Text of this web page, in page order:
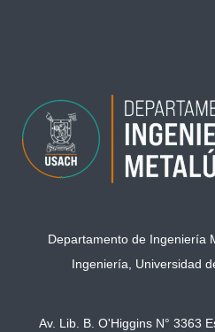
Departamento de Ingeniería
Ingeniería, Universidad
Av. Lib. B. O'Higgins N° 3363